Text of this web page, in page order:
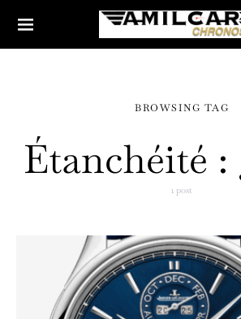
BROWSING TAG
Étanchéité :
1 post